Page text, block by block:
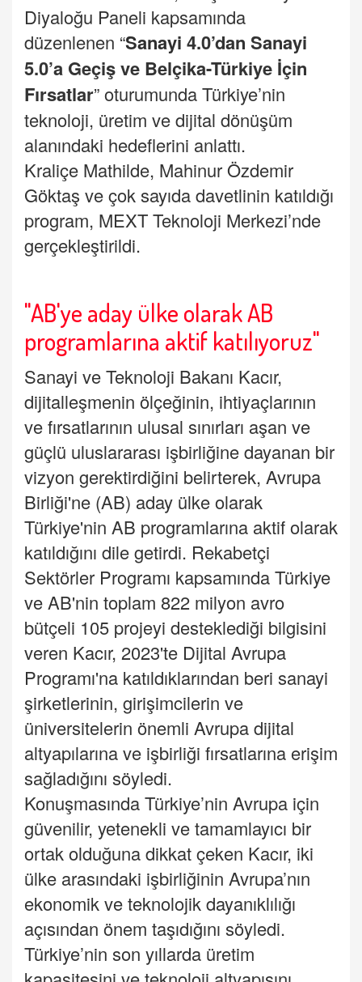
Diyaloğu Paneli kapsamında
düzenlenen “Sanayi 4.0’dan Sanayi
5.0’a Geçiş ve Belçika-Türkiye İçin
Fırsatlar” oturumunda Türkiye’nin
teknoloji, üretim ve dijital dönüşüm
alanındaki hedeflerini anlattı.
Kraliçe Mathilde, Mahinur Özdemir
Göktaş ve çok sayıda davetlinin katıldığı
program, MEXT Teknoloji Merkezi’nde
gerçekleştirildi.
"AB'ye aday ülke olarak AB
programlarına aktif katılıyoruz"
Sanayi ve Teknoloji Bakanı Kacır,
dijitalleşmenin ölçeğinin, ihtiyaçlarının
ve fırsatlarının ulusal sınırları aşan ve
güçlü uluslararası işbirliğine dayanan bir
vizyon gerektirdiğini belirterek, Avrupa
Birliği'ne (AB) aday ülke olarak
Türkiye'nin AB programlarına aktif olarak
katıldığını dile getirdi. Rekabetçi
Sektörler Programı kapsamında Türkiye
ve AB'nin toplam 822 milyon avro
bütçeli 105 projeyi desteklediği bilgisini
veren Kacır, 2023'te Dijital Avrupa
Programı'na katıldıklarından beri sanayi
şirketlerinin, girişimcilerin ve
üniversitelerin önemli Avrupa dijital
altyapılarına ve işbirliği fırsatlarına erişim
sağladığını söyledi.
Konuşmasında Türkiye’nin Avrupa için
güvenilir, yetenekli ve tamamlayıcı bir
ortak olduğuna dikkat çeken Kacır, iki
ülke arasındaki işbirliğinin Avrupa’nın
ekonomik ve teknolojik dayanıklılığı
açısından önem taşıdığını söyledi.
Türkiye’nin son yıllarda üretim